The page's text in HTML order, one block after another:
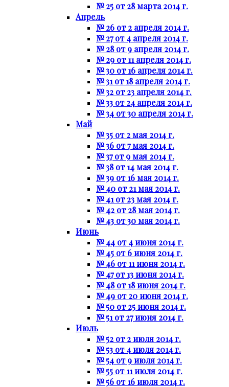
№ 25 от 28 марта 2014 г.
Апрель
№ 26 от 2 апреля 2014 г.
№ 27 от 4 апреля 2014 г.
№ 28 от 9 апреля 2014 г.
№ 29 от 11 апреля 2014 г.
№ 30 от 16 апреля 2014 г.
№ 31 от 18 апреля 2014 г.
№ 32 от 23 апреля 2014 г.
№ 33 от 24 апреля 2014 г.
№ 34 от 30 апреля 2014 г.
Май
№ 35 от 2 мая 2014 г.
№ 36 от 7 мая 2014 г.
№ 37 от 9 мая 2014 г.
№ 38 от 14 мая 2014 г.
№ 39 от 16 мая 2014 г.
№ 40 от 21 мая 2014 г.
№ 41 от 23 мая 2014 г.
№ 42 от 28 мая 2014 г.
№ 43 от 30 мая 2014 г.
Июнь
№ 44 от 4 июня 2014 г.
№ 45 от 6 июня 2014 г.
№ 46 от 11 июня 2014 г.
№ 47 от 13 июня 2014 г.
№ 48 от 18 июня 2014 г.
№ 49 от 20 июня 2014 г.
№ 50 от 25 июня 2014 г.
№ 51 от 27 июня 2014 г.
Июль
№ 52 от 2 июля 2014 г.
№ 53 от 4 июля 2014 г.
№ 54 от 9 июля 2014 г.
№ 55 от 11 июля 2014 г.
№ 56 от 16 июля 2014 г.